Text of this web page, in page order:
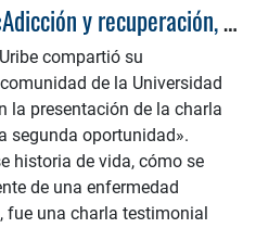
Se realizó conferencia «Adicción y recuperación, la segunda oportunidad»
compartió su
de la Universidad
la presentación de la charla
segunda oportunidad».
historia de vida, cómo se
de una enfermedad
una charla testimonial